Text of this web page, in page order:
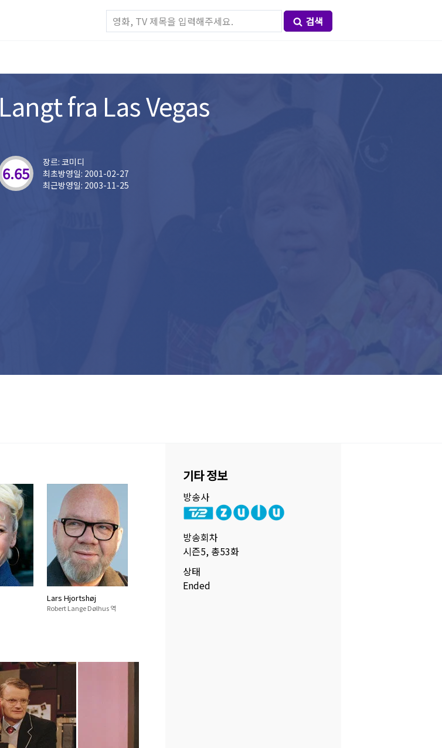
검색
Langt fra Las Vegas
6.65
장르: 코미디
최초방영일: 2001-02-27
최근방영일: 2003-11-25
Lars Hjortshøj
Robert Lange Dølhus 역
기타 정보
방송사
방송회차
시즌5, 총53화
상태
Ended